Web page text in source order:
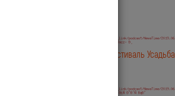
2019.06.25 NewsTime Фестиваль Усадьба